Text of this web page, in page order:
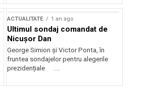
ACTUALITATE 1 an ago
Ultimul sondaj comandat de
Nicușor Dan
George Simion și Victor Ponta, în
fruntea sondajelor pentru alegerile
prezidențiale ...